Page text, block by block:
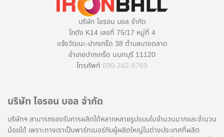
บริษัท ไอรอน บอล จำกัด
โกดัง K14 เลขที่ 75/17 หมู่ที่ 4
แจ้งวัฒนะ-ปากเกร็ด 38 ตำบลบางตลาด
อำเภอปากเกร็ด นนทบุรี 11120
โทรศัพท์ 090-242-8769
บริษัท ไอรอน บอล จำกัด
บริษัทฯ สามารถรองรับการผลิตได้หลากหลายรูปแบบในจำนวนมากและจำนวน
น้อยได้ เพราะทางเราเป็นพาร์ทเนอร์กับผู้ผลิตใหญ่ในต่างประเทศที่ผลิต